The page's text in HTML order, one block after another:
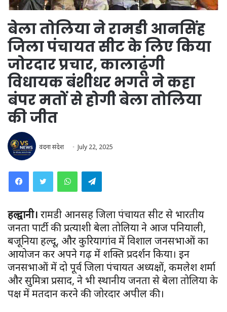
बेला तोलिया ने रामडी आनसिंह
जिला पंचायत सीट के लिए किया
जोरदार प्रचार, कालाढूंगी
विधायक बंशीधर भगत ने कहा
बंपर मतों से होगी बेला तोलिया
की जीत
वंदना संदेश July 22, 2025
WhatsAppTelegram
हल्द्वानी। रामडी आनसिंह जिला पंचायत सीट से भारतीय
जनता पार्टी की प्रत्याशी बेला तोलिया ने आज पनियाली,
बजूनिया हल्दू, और कुरियागांव में विशाल जनसभाओं का
आयोजन कर अपने गढ़ में शक्ति प्रदर्शन किया। इन
जनसभाओं में दो पूर्व जिला पंचायत अध्यक्षों, कमलेश शर्मा
और सुमित्रा प्रसाद, ने भी स्थानीय जनता से बेला तोलिया के
पक्ष में मतदान करने की जोरदार अपील की।